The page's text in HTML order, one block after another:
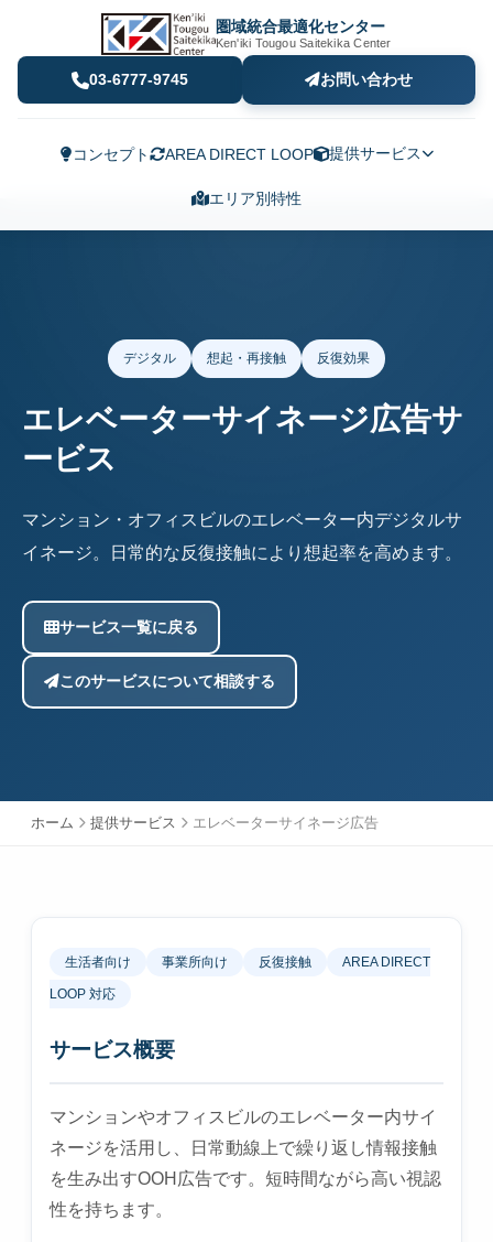
圏域統合最適化センター
Ken'iki Tougou Saitekika Center
03-6777-9745 お問い合わせ
コンセプト AREA DIRECT LOOP 提供サービス
エリア別特性
デジタル 想起・再接触 反復効果
エレベーターサイネージ広告サ
ービス
マンション・オフィスビルのエレベーター内デジタルサ
イネージ。日常的な反復接触により想起率を高めます。
サービス一覧に戻る
このサービスについて相談する
ホーム 提供サービス エレベーターサイネージ広告
生活者向け 事業所向け 反復接触 AREA DIRECT
LOOP 対応
サービス概要
マンションやオフィスビルのエレベーター内サイ
ネージを活用し、日常動線上で繰り返し情報接触
を生み出すOOH広告です。短時間ながら高い視認
性を持ちます。